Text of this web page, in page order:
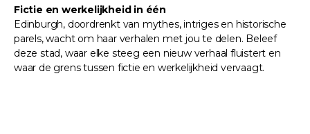
Fictie en werkelijkheid in één
Edinburgh, doordrenkt van mythes, intriges en historische
parels, wacht om haar verhalen met jou te delen. Beleef
deze stad, waar elke steeg een nieuw verhaal fluistert en
waar de grens tussen fictie en werkelijkheid vervaagt.